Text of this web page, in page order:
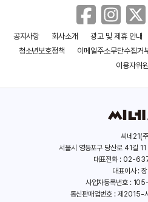
도어맨
공지사항 회사소개 광고 및 제휴 안내
청소년보호정책
이메일주소무단수집거
이용자위
씨네21(
서울시 영등포구 당산로 41길
대표전화 : 02-
대표이사 :
사업자등록번호 :
통신판매업번호 : 제2015-